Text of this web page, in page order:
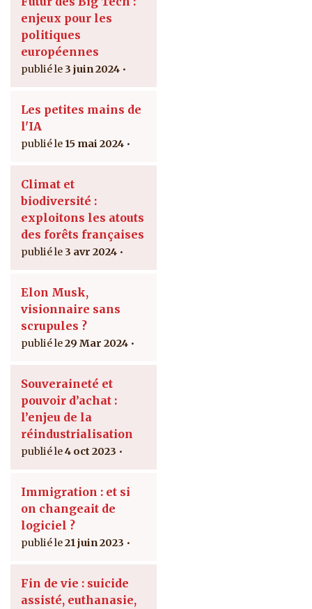
enjeux pour les
politiques
européennes
3 juin 2024
Les petites mains de
l'IA
15 mai 2024
Climat et
biodiversité :
exploitons les atouts
des forêts françaises
3 avr 2024
Elon Musk,
visionnaire sans
scrupules ?
29 Mar 2024
Souveraineté et
pouvoir d’achat :
l’enjeu de la
réindustrialisation
4 oct 2023
Immigration : et si
on changeait de
logiciel ?
21 juin 2023
Fin de vie : suicide
assisté, euthanasie,